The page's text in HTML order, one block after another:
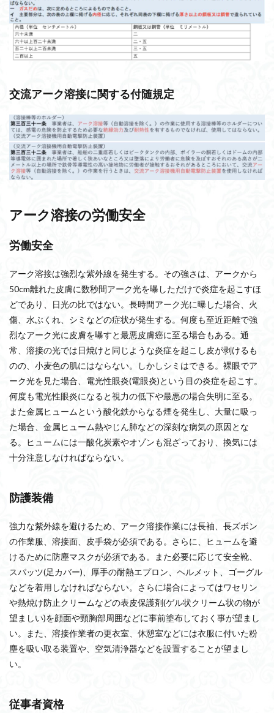
交流アーク溶接に関する付随規定
アーク溶接の労働安全
労働安全
アーク溶接は強烈な紫外線を発生する。その強さは、アークから
50cm離れた皮膚に数秒間アーク光を曝しただけで炎症を起こすほ
どであり、日光の比ではない。長時間アーク光に曝した場合、火
傷、水ぶくれ、シミなどの症状が発生する。何度も至近距離で強
烈なアーク光に皮膚を曝すと最悪皮膚癌に至る場合もある。通
常、溶接の光では日焼けと同じような炎症を起こし皮が剥けるも
のの、小麦色の肌にはならない。しかしシミはできる。裸眼でア
ーク光を見た場合、電光性眼炎(電眼炎)という目の炎症を起こす。
何度も電光性眼炎になると視力の低下や最悪の場合失明に至る。
また金属ヒュームという酸化鉄からなる煙を発生し、大量に吸っ
た場合、金属ヒューム熱やじん肺などの深刻な病気の原因とな
る。ヒュームには一酸化炭素やオゾンも混ざっており、換気には
十分注意しなければならない。
防護装備
強力な紫外線を避けるため、アーク溶接作業には長袖、長ズボン
の作業服、溶接面、皮手袋が必須である。さらに、ヒュームを避
けるために防塵マスクが必須である。また必要に応じて安全靴、
スパッツ(足カバー)、厚手の耐熱エプロン、ヘルメット、ゴーグル
などを着用しなければならない。さらに場合によってはワセリン
や熱焼け防止クリームなどの表皮保護剤(ゲル状クリーム状の物が
望ましい)を顔面や頸胸部周囲などに事前塗布しておく事が望まし
い。また、溶接作業者の更衣室、休憩室などには衣服に付いた粉
塵を吸い取る装置や、空気清浄器などを設置することが望まし
い。
従事者資格